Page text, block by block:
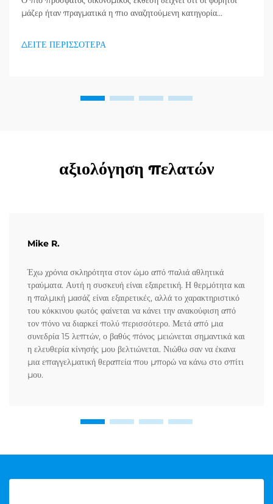
μάζερ ήταν πραγματικά η πιο αναζητούμενη κατηγορία
διανομείς το έχουν ήδη κατανοήσει...
ΔΕΙΤΕ ΠΕΡΙΣΣΟΤΕΡΑ
αξιολόγηση πελατών
Mike R.
Έχω χρόνια σκληρότητα στον ώμο από παλιά αθλητικά
τραύματα. Αυτή η συσκευή είναι εξαιρετική. Η θερμότητα και
η παλμική μασάζ είναι εξαιρετικές, αλλά το χαρακτηριστικό
του κόκκινου φωτός φαίνεται να κάνει την ανακούφιση από
τον πόνο να διαρκεί πολύ περισσότερο. Μετά από μια
συνεδρία 15 λεπτών, ο βαθύς πόνος μειώνεται σημαντικά και
η ελευθερία κίνησής μου βελτιώνεται. Νιώθω σαν να έκανα
μια επαγγελματική θεραπεία που μπορώ να κάνω στο σπίτι
μου.